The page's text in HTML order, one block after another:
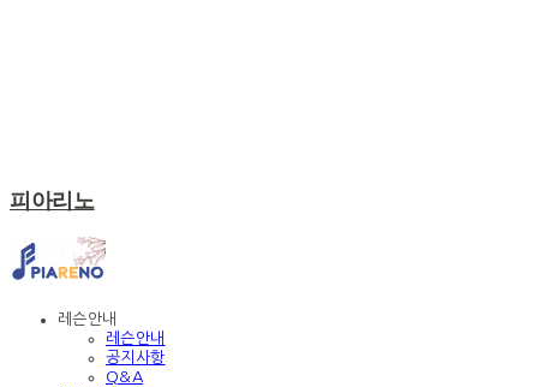
피아리노
레슨안내
레슨안내
공지사항
Q&A